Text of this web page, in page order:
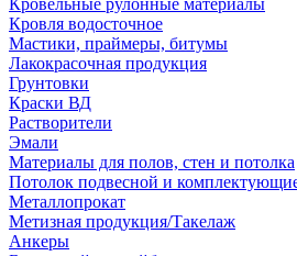
Кровельные рулонные материалы
Кровля водосточное
Мастики, праймеры, битумы
Лакокрасочная продукция
Грунтовки
Краски ВД
Растворители
Эмали
Материалы для полов, стен и потолка
Потолок подвесной и
Металлопрокат
Метизная продукция/Такелаж
Анкеры